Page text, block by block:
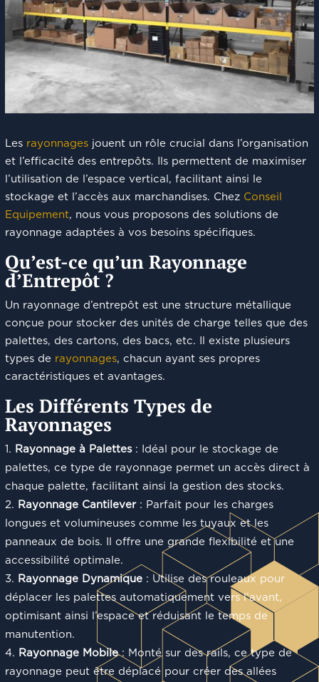
Les rayonnagesjouent un rôle crucial dans l’organisation
et l’efficacité des entrepôts. Ils permettent de maximiser
l’utilisation de l’espace vertical, facilitant ainsi le
stockage et l’accès aux marchandises. Chez Conseil
Equipement, nous vous proposons des solutions de
rayonnage adaptées à vos besoins spécifiques.
Qu’est-ce qu’un Rayonnage
d’Entrepôt ?
Un rayonnage d’entrepôt est une structure métallique
conçue pour stocker des unités de charge telles que des
palettes, des cartons, des bacs, etc. Il existe plusieurs
types de rayonnages, chacun ayant ses propres
caractéristiques et avantages.
Les Différents Types de
Rayonnages
Rayonnage à Palettes: Idéal pour le stockage de
palettes, ce type de rayonnage permet un accès direct à
chaque palette, facilitant ainsi la gestion des stocks.
Rayonnage Cantilever: Parfait pour les charges
longues et volumineuses comme les tuyaux et les
panneaux de bois. Il offre une grande flexibilité et une
accessibilité optimale.
Rayonnage Dynamique: Utilise des rouleaux pour
déplacer les palettes automatiquement vers l’avant,
optimisant ainsi l’espace et réduisant le temps de
manutention.
Rayonnage Mobile: Monté sur des rails, ce type de
rayonnage peut être déplacé pour créer des allées